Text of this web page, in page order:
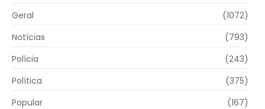
Geral
(1072)
Notícias
(793)
Polícia
(243)
Política
(375)
Popular
(167)